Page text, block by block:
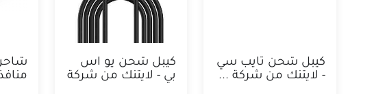
كيبل شحن تايب سي
- لايتنك من شركة ...
كيبل شحن يو اس
بي - لايتنك من شركة